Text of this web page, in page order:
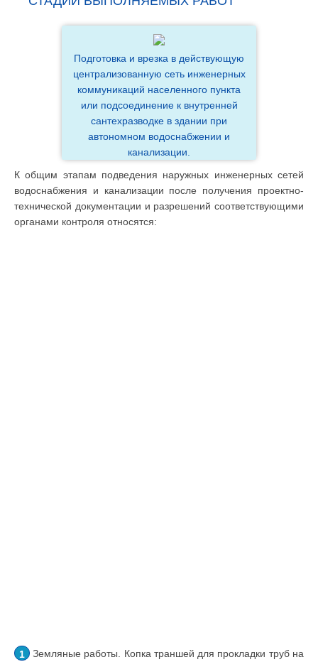
Подготовка и врезка в действующую
централизованную сеть инженерных
коммуникаций населенного пункта
или подсоединение к внутренней
сантехразводке в здании при
автономном водоснабжении и
канализации.
К общим этапам подведения наружных инженерных сетей
водоснабжения и канализации после получения проектно-
технической документации и разрешений соответствующими
органами контроля относятся:
Земляные работы. Копка траншей для прокладки труб на